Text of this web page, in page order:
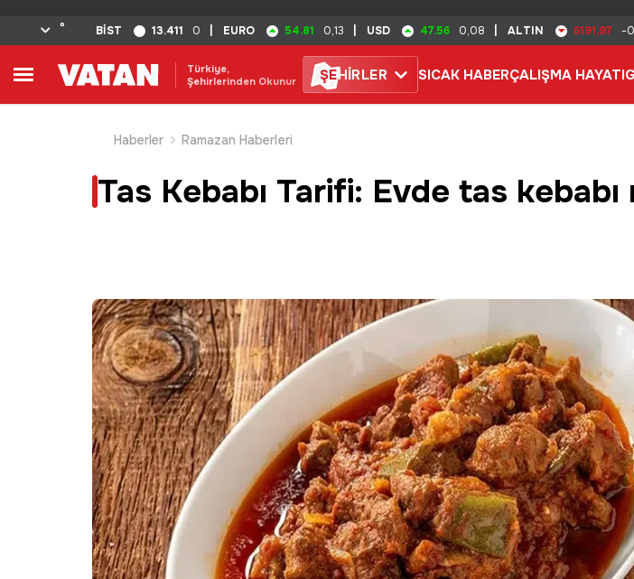
° BİST 13.411 0 EURO 54.81 0,13 USD 47.56 0,08 ALTIN 6191,97 -
Türkiye,
Şehirlerinden Okunur
ŞEHİRLER SICAK HABERÇALIŞMA HAYATI
Haberler
Ramazan Haberleri
Tas Kebabı Tarifi: Evde tas kebabı